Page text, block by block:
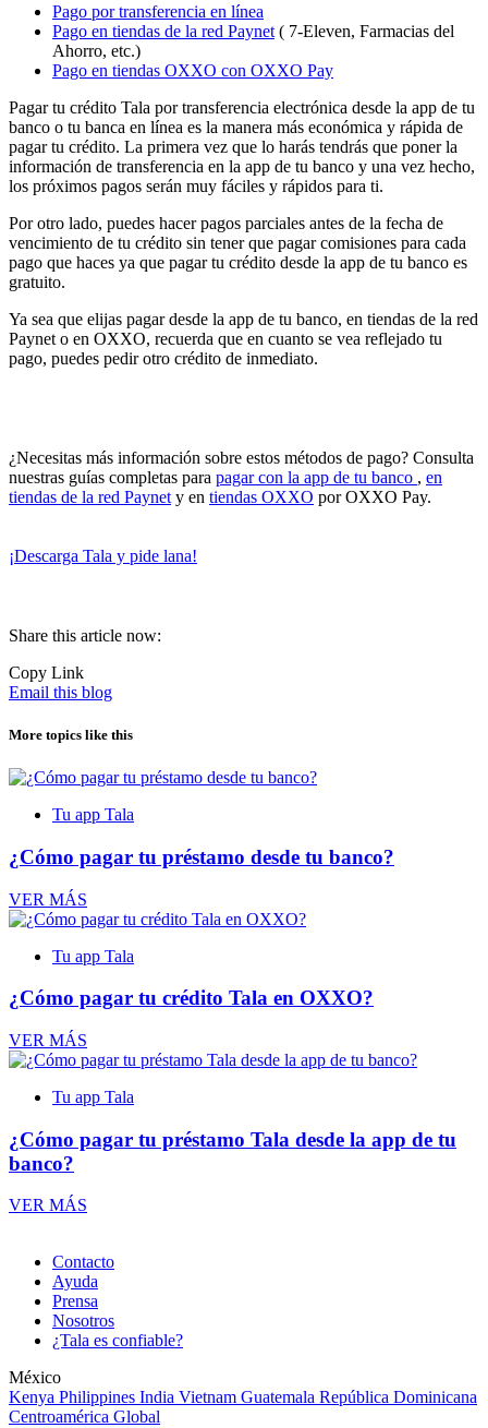
Pago por transferencia en línea
Pago en tiendas de la red Paynet ( 7-Eleven, Farmacias del
Ahorro, etc.)
Pago en tiendas OXXO con OXXO Pay
Pagar tu crédito Tala por transferencia electrónica desde la app de tu
banco o tu banca en línea es la manera más económica y rápida de
pagar tu crédito. La primera vez que lo harás tendrás que poner la
información de transferencia en la app de tu banco y una vez hecho,
los próximos pagos serán muy fáciles y rápidos para ti.
Por otro lado, puedes hacer pagos parciales antes de la fecha de
vencimiento de tu crédito sin tener que pagar comisiones para cada
pago que haces ya que pagar tu crédito desde la app de tu banco es
gratuito.
Ya sea que elijas pagar desde la app de tu banco, en tiendas de la red
Paynet o en OXXO, recuerda que en cuanto se vea reflejado tu
pago, puedes pedir otro crédito de inmediato.
¿Necesitas más información sobre estos métodos de pago? Consulta
nuestras guías completas para pagar con la app de tu banco , en
tiendas de la red Paynet y en tiendas OXXO por OXXO Pay.
¡Descarga Tala y pide lana!
Share this article now:
Copy Link
Email this blog
More topics like this
Tu app Tala
¿Cómo pagar tu préstamo desde tu banco?
VER MÁS
Tu app Tala
¿Cómo pagar tu crédito Tala en OXXO?
VER MÁS
Tu app Tala
¿Cómo pagar tu préstamo Tala desde la app de tu
banco?
VER MÁS
Contacto
Ayuda
Prensa
Nosotros
¿Tala es confiable?
México
Kenya Philippines India Vietnam Guatemala República Dominicana
Centroamérica Global